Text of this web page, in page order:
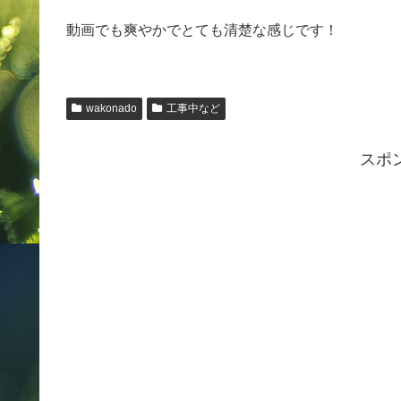
動画でも爽やかでとても清楚な感じです！
wakonado 工事中など
スポ